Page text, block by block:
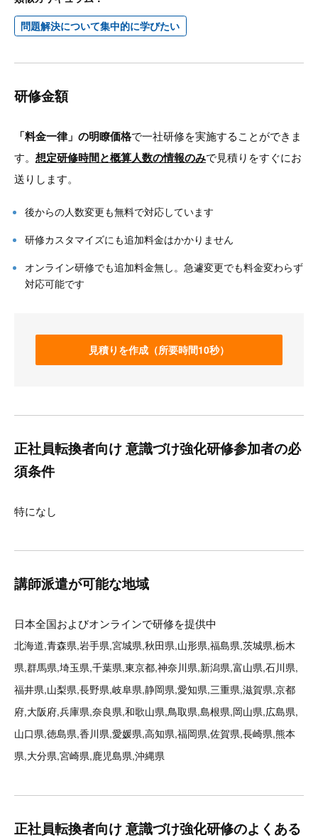
問題解決について集中的に学びたい
研修金額
「料金一律」の明瞭価格で一社研修を実施することができま
す。 想定研修時間と概算人数の情報のみで見積りをすぐにお
送りします。
後からの人数変更も無料で対応しています
研修カスタマイズにも追加料金はかかりません
オンライン研修でも追加料金無し。急遽変更でも料金変わらず
対応可能です
見積りを作成（所要時間10秒）
正社員転換者向け 意識づけ強化研修参加者の必
須条件
特になし
講師派遣が可能な地域
日本全国およびオンラインで研修を提供中
北海道,青森県,岩手県,宮城県,秋田県,山形県,福島県,茨城県,栃木
県,群馬県,埼玉県,千葉県,東京都,神奈川県,新潟県,富山県,石川県,
福井県,山梨県,長野県,岐阜県,静岡県,愛知県,三重県,滋賀県,京都
府,大阪府,兵庫県,奈良県,和歌山県,鳥取県,島根県,岡山県,広島県,
山口県,徳島県,香川県,愛媛県,高知県,福岡県,佐賀県,長崎県,熊本
県,大分県,宮崎県,鹿児島県,沖縄県
正社員転換者向け 意識づけ強化研修のよくある